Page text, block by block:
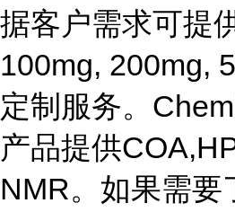
据客户需求可提
100mg, 200mg,
定制服务。
产品提供
NMR。如果需要